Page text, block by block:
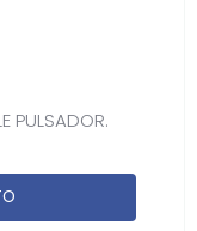
PULSADOR.